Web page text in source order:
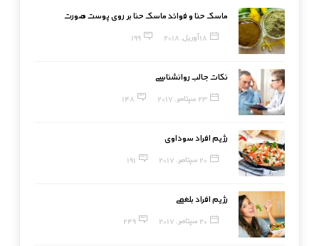
ماسک حنا و فوائد ماسک حنا بر روی پوست صورت
18 آوریل, 2018 199
نکات جالب روانشناسی
23 سپتامبر, 2017 148
رژیم افراد سوداوی
20 سپتامبر, 2017 191
رژیم افراد بلغمی
20 سپتامبر, 2017 249